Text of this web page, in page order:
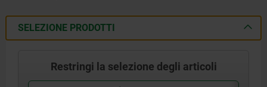
SELEZIONE PRODOTTI
Restringi la selezione degli articoli